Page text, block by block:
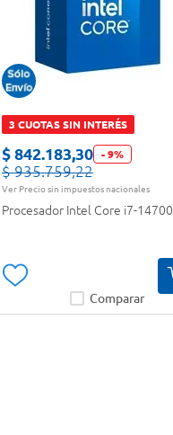
3 CUOTAS SIN INTERÉS
$ 842.183,30 - 9%
$ 935.759,22
Ver Precio sin impuestos nacionales
Procesador Intel Core i7-14700
Comparar